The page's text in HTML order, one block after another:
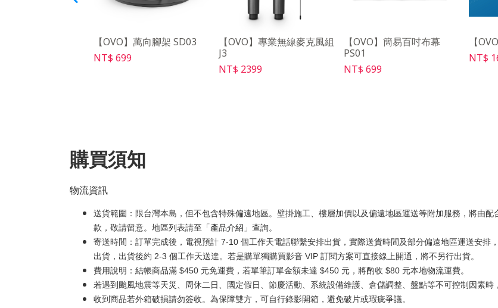
【OVO】萬向腳架 SD03
NT$ 699
【OVO】專業無線麥克風組
J3
NT$ 2399
【OVO】簡易百吋布幕
PS01
NT$ 699
【
NT$
購買須知
物流資訊
送貨範圍：限台灣本島，但不包含特殊偏遠地區。壁掛施工、樓層加價以及偏遠地區運送等附加服務，將由
款，敬請留意。地區列表請至「產品介紹 」查詢。
寄送時間：訂單完成後，電視預計 7-10 個工作天電話聯繫安排出貨，實際送貨時間及部分偏遠地區運送安
出貨，出貨後約 2-3 個工作天送達。若是購單獨購買影音 VIP 訂閱方案可直接線上開通，將不另行出貨。
費用說明：結帳商品滿 $450 元免運費，若單筆訂單金額未達 $450 元，將酌收 $80 元本地物流運費。
若遇到颱風地震等天災、周休二日、國定假日、節慶活動、系統設備維護、倉儲調整、盤點等不可控制因素時
收到商品若外箱破損請勿簽收。為保障雙方，可自行錄影開箱，避免破片或瑕疵爭議。